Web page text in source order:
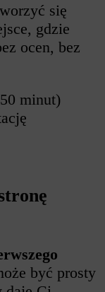
się
gdzie
ocen, bez
minut)
być prosty